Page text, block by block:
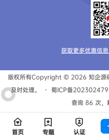
获取更多优惠信
版权所有Copyright © 2026 知企源
及时处理。
・ 蜀ICP备
查询 86 次
首页 专题 认证